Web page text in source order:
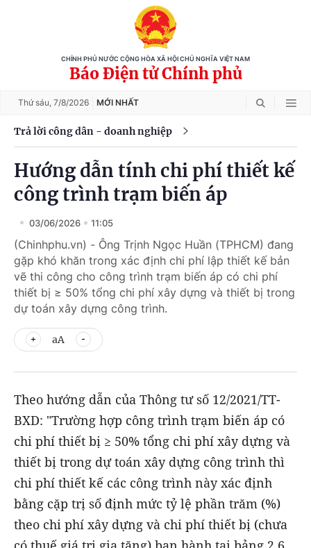
CHÍNH PHỦ NƯỚC CỘNG HÒA XÃ HỘI CHỦ NGHĨA VIỆT NAM
Báo Điện tử Chính phủ
Thứ sáu, 7/8/2026 MỚI NHẤT
Trả lời công dân - doanh nghiệp
Hướng dẫn tính chi phí thiết kế
công trình trạm biến áp
03/06/2026 11:05
(Chinhphu.vn) - Ông Trịnh Ngọc Huần (TPHCM) đang
gặp khó khăn trong xác định chi phí lập thiết kế bản
vẽ thi công cho công trình trạm biến áp có chi phí
thiết bị ≥ 50% tổng chi phí xây dựng và thiết bị trong
dự toán xây dựng công trình.
aA
Theo hướng dẫn của Thông tư số 12/2021/TT-
BXD: "Trường hợp công trình trạm biến áp có
chi phí thiết bị ≥ 50% tổng chi phí xây dựng và
thiết bị trong dự toán xây dựng công trình thì
chi phí thiết kế các công trình này xác định
bằng cặp trị số định mức tỷ lệ phần trăm (%)
theo chi phí xây dựng và chi phí thiết bị (chưa